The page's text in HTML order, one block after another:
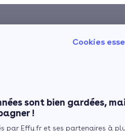
Cookies
sont bien gardées,
!
par Effy.fr et ses partenaires à
Rénov'
énergie
réduite
Nos conseils
Sol